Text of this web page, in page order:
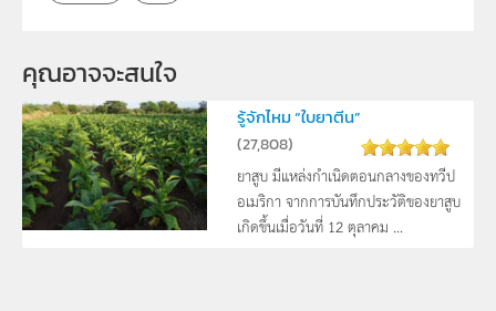
คุณอาจจะสนใจ
รู้จักไหม “ใบยาตีน”
(27,808)
ยาสูบ มีแหล่งกำเนิดตอนกลางของทวีป
อเมริกา จากการบันทึกประวัติของยาสูบ
เกิดขึ้นเมื่อวันที่ 12 ตุลาคม ...